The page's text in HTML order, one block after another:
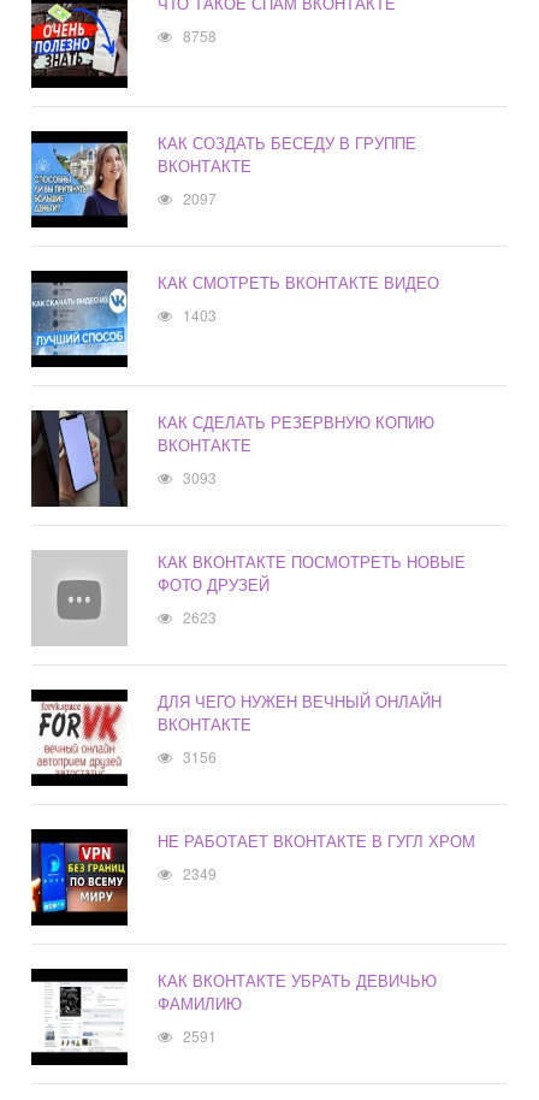
8758
КАК СОЗДАТЬ БЕСЕДУ В ГРУППЕ
ВКОНТАКТЕ
2097
КАК СМОТРЕТЬ ВКОНТАКТЕ ВИДЕО
1403
КАК СДЕЛАТЬ РЕЗЕРВНУЮ КОПИЮ
ВКОНТАКТЕ
3093
КАК ВКОНТАКТЕ ПОСМОТРЕТЬ НОВЫЕ
ФОТО ДРУЗЕЙ
2623
ДЛЯ ЧЕГО НУЖЕН ВЕЧНЫЙ ОНЛАЙН
ВКОНТАКТЕ
3156
НЕ РАБОТАЕТ ВКОНТАКТЕ В ГУГЛ ХРОМ
2349
КАК ВКОНТАКТЕ УБРАТЬ ДЕВИЧЬЮ
ФАМИЛИЮ
2591